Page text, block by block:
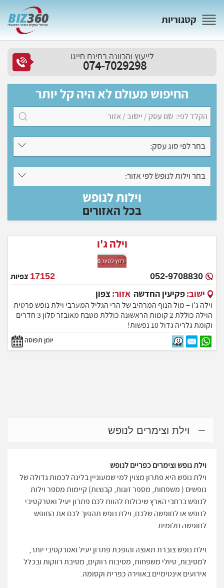
קטגוריות
לייעוץ והכוונה בחינם חייגו
074-7029298
החיפוש מעולם לא היה קל יותר
בחר לפי סוג עסק:
בחר וילות לנופש לפי אזור:
וילות לנופש
בכל האזורים
וילה ג'ו
לחץ לסיור 360
052-9708830
17152 צפיות
ישוב:פקיעין החדשה אזור:צפון
וילה ג'ו – מול הנוף המרהיב של הרי הגליל המערבי וילת נופש פרטית
הוילה כוללת 2 קומות הראשונה כוללת מטבח מאובזר סלון 3 חדרים
וקומת גלריה גדול 10 נפשות!
יומן תפוסה
וילת וצימרים לנופש
וילת נופש וצימרים כפריים לנופש
וילת נופש היא פתרון מצוין למי שמעוניין בלינה לכמות גדולה של
נופשים ( משפחות, מספר זוגות, קבוצות) קיימות מספר וילות
לנופש ברחבי הארץ שיכולות להוות לכם פתרון יעיל ואטרקטיבי
לנופש או לחופשה שלכם, וילת נופש תהפוך לכם את החופש
לחופשה חלומית.
וילת נופש צוברת תאוצה והופכת פתרון יעיל ואטרקטיבי יותר,
למסיבות, טיולי משפחות, מסיבות רווקים, מסיבת רווקות ובכלל
אירועים אינטימיים באווירה כפרית וקסומה.